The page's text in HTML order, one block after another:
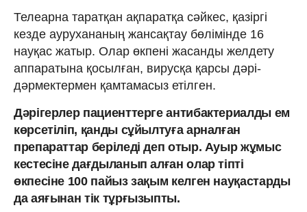
Телеарна таратқан ақпаратқа сәйкес, қазіргі
кезде аурухананың жансақтау бөлімінде 16
науқас жатыр. Олар өкпені жасанды желдету
аппаратына қосылған, вирусқа қарсы дәрі-
дәрмектермен қамтамасыз етілген.
Дәрігерлер пациенттерге антибактериалды ем
көрсетіліп, қанды сұйылтуға арналған
препараттар беріледі деп отыр. Ауыр жұмыс
кестесіне дағдыланып алған олар тіпті
өкпесіне 100 пайыз зақым келген науқастарды
да аяғынан тік тұрғызыпты.